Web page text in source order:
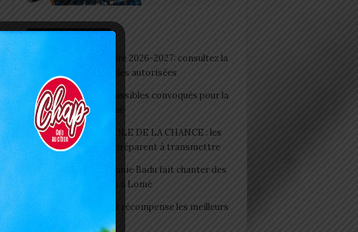
Articles récents
Togo/ Rentrée scolaire 2026-2027: consultez la
liste officielle des écoles autorisées
ESSAL 2026 : les admissibles convoqués pour la
visite médicale à Lomé
SWEDD+ Togo / ECOLE DE LA CHANCE : les
maitres-artisans se préparent à transmettre
Glory Night 2026: Sonnie Badu fait chanter des
milliers de personnes à Lomé
Vogan : AGRI-ESPOIR récompense les meilleurs